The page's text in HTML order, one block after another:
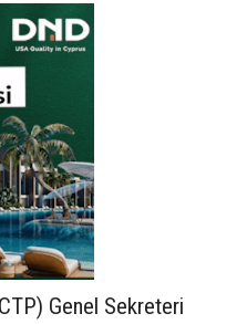
Genel Sekreteri